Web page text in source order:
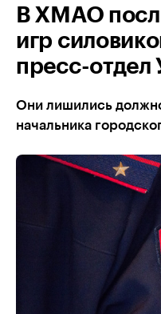
В ХМАО
игр
пресс-
Они лишились
начальника